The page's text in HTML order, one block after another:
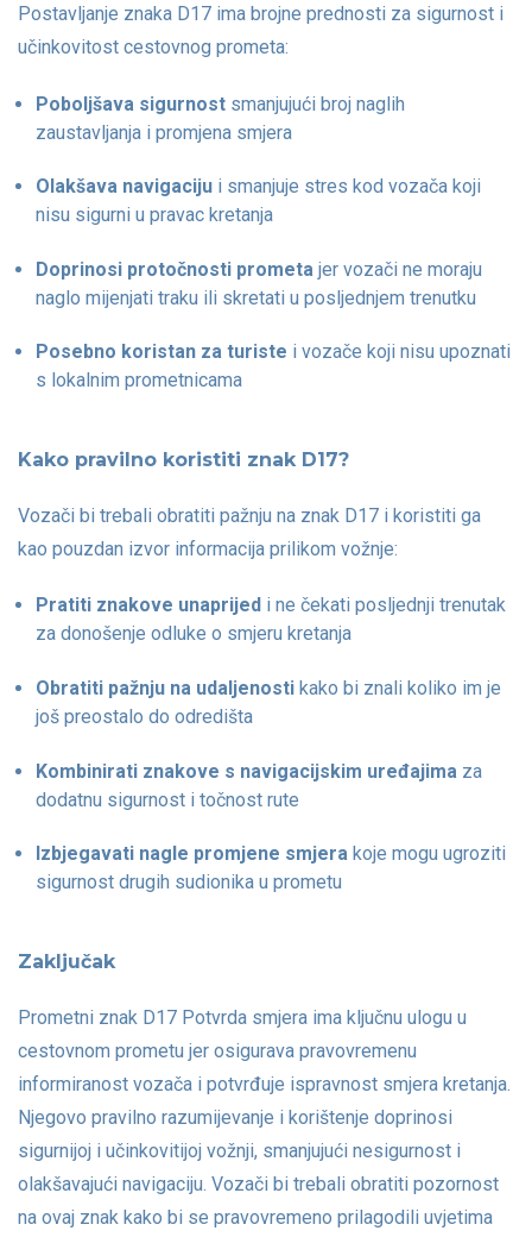
Postavljanje znaka D17 ima brojne prednosti za sigurnost i
učinkovitost cestovnog prometa:
Poboljšava sigurnost smanjujući broj naglih
zaustavljanja i promjena smjera
Olakšava navigaciju i smanjuje stres kod vozača koji
nisu sigurni u pravac kretanja
Doprinosi protočnosti prometa jer vozači ne moraju
naglo mijenjati traku ili skretati u posljednjem trenutku
Posebno koristan za turiste i vozače koji nisu upoznati
s lokalnim prometnicama
Kako pravilno koristiti znak D17?
Vozači bi trebali obratiti pažnju na znak D17 i koristiti ga
kao pouzdan izvor informacija prilikom vožnje:
Pratiti znakove unaprijed i ne čekati posljednji trenutak
za donošenje odluke o smjeru kretanja
Obratiti pažnju na udaljenosti kako bi znali koliko im je
još preostalo do odredišta
Kombinirati znakove s navigacijskim uređajima za
dodatnu sigurnost i točnost rute
Izbjegavati nagle promjene smjera koje mogu ugroziti
sigurnost drugih sudionika u prometu
Zaključak
Prometni znak D17 Potvrda smjera ima ključnu ulogu u
cestovnom prometu jer osigurava pravovremenu
informiranost vozača i potvrđuje ispravnost smjera kretanja.
Njegovo pravilno razumijevanje i korištenje doprinosi
sigurnijoj i učinkovitijoj vožnji, smanjujući nesigurnost i
olakšavajući navigaciju. Vozači bi trebali obratiti pozornost
na ovaj znak kako bi se pravovremeno prilagodili uvjetima